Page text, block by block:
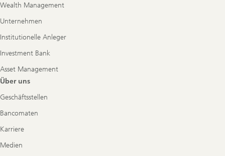
Wealth Management
Unternehmen
Institutionelle Anleger
Investment Bank
Asset Management
Über uns
Geschäftsstellen
Bancomaten
Karriere
Medien